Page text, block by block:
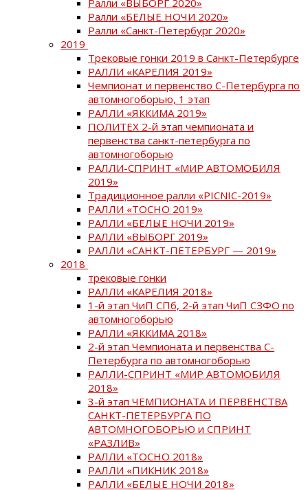
Ралли «БЕЛЫЕ НОЧИ 2020»
Ралли «Санкт-Петербург 2020»
2019
Трековые гонки 2019 в Санкт-Петербурге
РАЛЛИ «КАРЕЛИЯ 2019»
Чемпионат и первенство С-Петербурга по
автомногоборью, 1 этап
РАЛЛИ «ЯККИМА 2019»
ПОЛИТЕХ 2-й этап чемпионата и
первенства санкт-петербурга по
автомногоборью
РАЛЛИ-СПРИНТ «МИР АВТОМОБИЛЯ
2019»
Традиционное ралли «PICNIC-2019»
РАЛЛИ «ТОСНО 2019»
РАЛЛИ «БЕЛЫЕ НОЧИ 2019»
РАЛЛИ «ВЫБОРГ 2019»
РАЛЛИ «САНКТ-ПЕТЕРБУРГ — 2019»
2018
трековые гонки
РАЛЛИ «КАРЕЛИЯ 2018»
1-й этап ЧиП СПб, 2-й этап ЧиП СЗФО по
автомногоборью
РАЛЛИ «ЯККИМА 2018»
2-й этап Чемпионата и первенства С-
Петербурга по автомногоборью
РАЛЛИ-СПРИНТ «МИР АВТОМОБИЛЯ
2018»
3-й этап ЧЕМПИОНАТА И ПЕРВЕНСТВА
САНКТ-ПЕТЕРБУРГА ПО
АВТОМНОГОБОРЬЮ и СПРИНТ
«РАЗЛИВ»
РАЛЛИ «ТОСНО 2018»
РАЛЛИ «ПИКНИК 2018»
РАЛЛИ «БЕЛЫЕ НОЧИ 2018»